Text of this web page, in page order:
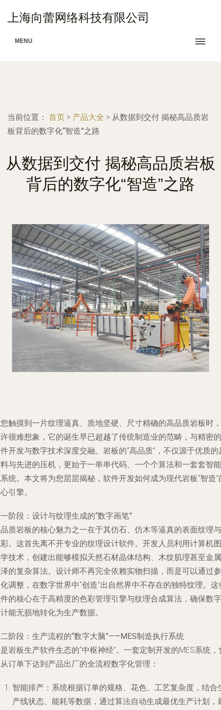
上海向蕾网络科技有限公司
MENU
当前位置： 首页 > 产品大全 > 从数据到交付 揭秘高品质岩
板背后的数字化“智造”之路
从数据到交付 揭秘高品质岩板
背后的数字化“智造”之路
触摸到一片纹理逼真、质地坚硬、尺寸精确的高品质岩板时，
很难想象，它的诞生早已超越了传统制造业的范畴，与精密的
开发与数字技术深度交融。岩板的“高品质”，不仅源于优质的
与先进的压机，更始于一串串代码、一个个算法和一套套智能
统。本文将为您层层揭秘，软件开发如何成为现代岩板“智造”
引擎。
阶段：设计与纹理生成的“数字画笔”
质岩板的核心魅力之一在于其仿石、仿木等逼真的表面纹理与
。这首先离不开专业的纹理设计软件。开发人员利用计算机图
技术，创建出能够模拟天然石材晶体结构、木纹肌理甚至金属
的复杂算法。设计师不再完全依赖实物扫描，而是可以通过参
调整，在数字世界中“创造”出自然界中不存在的独特纹理。这
的核心在于高精度的色彩管理引擎与纹理合成算法，确保数字
能无损地转化为生产数据。
阶段：生产流程的“数字大脑”——MES制造执行系统
岩板生产软件生态的“中枢神经”。一套定制开发的MES系统，
订单下达到产品出厂的全流程数字化管理：
智能排产 ：系统根据订单的规格、花色、工艺复杂度，结合
产线状态、能耗等数据，通过算法自动生成最优生产计划，